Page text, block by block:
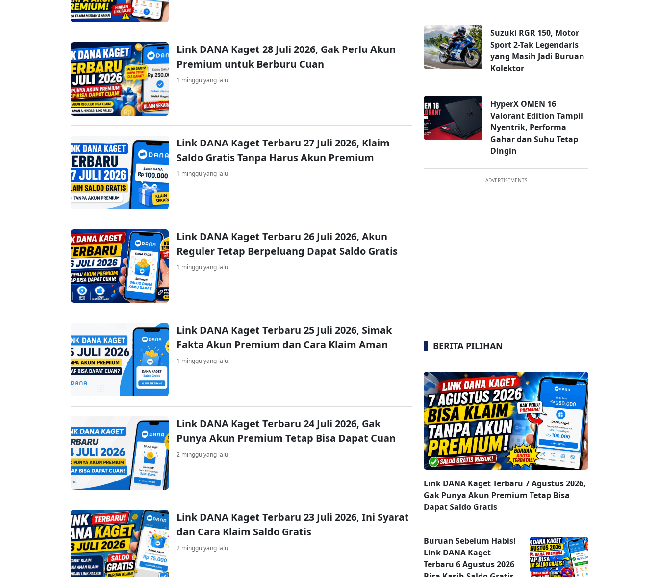
Link DANA Kaget 28 Juli 2026, Gak Perlu Akun
Premium untuk Berburu Cuan
1 minggu yang lalu
Link DANA Kaget Terbaru 27 Juli 2026, Klaim
Saldo Gratis Tanpa Harus Akun Premium
1 minggu yang lalu
Link DANA Kaget Terbaru 26 Juli 2026, Akun
Reguler Tetap Berpeluang Dapat Saldo Gratis
1 minggu yang lalu
Link DANA Kaget Terbaru 25 Juli 2026, Simak
Fakta Akun Premium dan Cara Klaim Aman
1 minggu yang lalu
Link DANA Kaget Terbaru 24 Juli 2026, Gak
Punya Akun Premium Tetap Bisa Dapat Cuan
2 minggu yang lalu
Link DANA Kaget Terbaru 23 Juli 2026, Ini Syarat
dan Cara Klaim Saldo Gratis
2 minggu yang lalu
Suzuki RGR 150, Motor
Sport 2-Tak Legendaris
yang Masih Jadi Buruan
Kolektor
HyperX OMEN 16
Valorant Edition Tampil
Nyentrik, Performa
Gahar dan Suhu Tetap
Dingin
ADVERTISEMENTS
BERITA PILIHAN
Link DANA Kaget Terbaru 7 Agustus 2026,
Gak Punya Akun Premium Tetap Bisa
Dapat Saldo Gratis
Buruan Sebelum Habis!
Link DANA Kaget
Terbaru 6 Agustus 2026